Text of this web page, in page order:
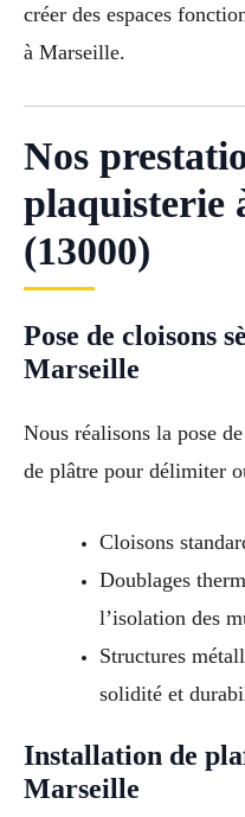
créer des espaces
à Marseille.
Nos
plaquisterie
(13000)
Pose de cloisons
Marseille
Nous réalisons la pose
de plâtre pour délimiter
Cloisons
Doublages
l’isolation des
Structures
solidité et
Installation de
Marseille